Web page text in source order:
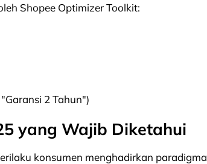
Shopee Optimizer Toolkit:
2 Tahun")
yang Wajib Diketahui
konsumen menghadirkan paradigma